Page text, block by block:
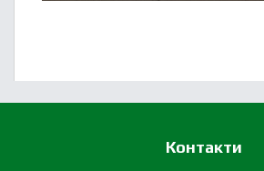
Контакти